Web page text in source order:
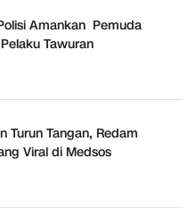
Amankan Pemuda
Tawuran
Turun Tangan, Redam
Viral di Medsos